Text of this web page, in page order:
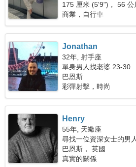
175 厘米 (5'9")， 56 公
商業，自行車
Jonathan
32年, 射手座
單身男人找老婆 23-30
巴恩斯
彩彈射擊，時尚
Henry
55年, 天蠍座
尋找一位資深女士的男人
巴恩斯， 英國
真實的關係